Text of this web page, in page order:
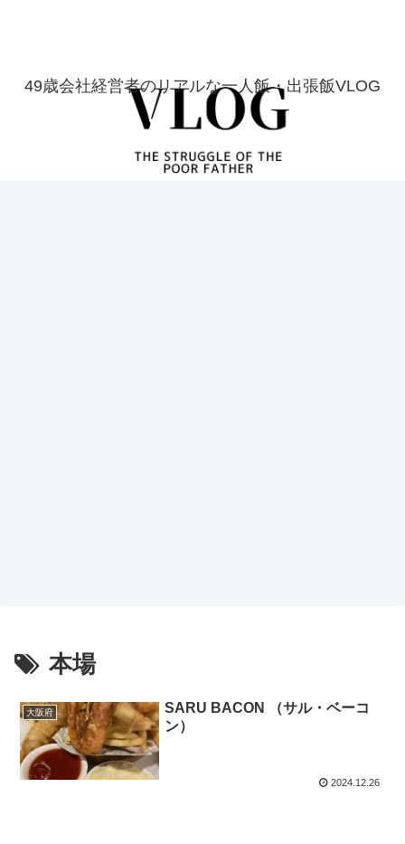
49歳会社経営者のリアルな一人飯・出張飯VLOG
本場
大阪府
SARU BACON （サル・ベーコ
ン）
2024.12.26